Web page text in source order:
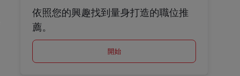
依照您的興趣找到量身打造的職位推
薦。
開始